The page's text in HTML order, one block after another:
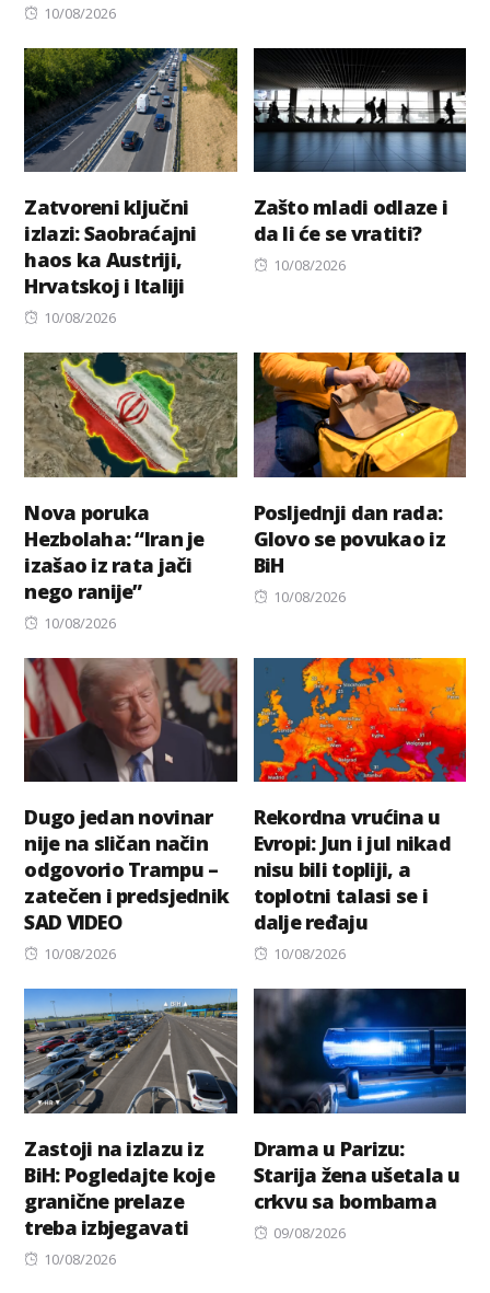
Posted
10/08/2026
Zatvoreni ključni
izlazi: Saobraćajni
haos ka Austriji,
Hrvatskoj i Italiji
Posted
10/08/2026
Zašto mladi odlaze i
da li će se vratiti?
Posted
10/08/2026
Nova poruka
Hezbolaha: “Iran je
izašao iz rata jači
nego ranije”
Posted
10/08/2026
Posljednji dan rada:
Glovo se povukao iz
BiH
Posted
10/08/2026
Dugo jedan novinar
nije na sličan način
odgovorio Trampu –
zatečen i predsjednik
SAD VIDEO
Posted
10/08/2026
Rekordna vrućina u
Evropi: Jun i jul nikad
nisu bili topliji, a
toplotni talasi se i
dalje ređaju
Posted
10/08/2026
Zastoji na izlazu iz
BiH: Pogledajte koje
granične prelaze
treba izbjegavati
Posted
10/08/2026
Drama u Parizu:
Starija žena ušetala u
crkvu sa bombama
Posted
09/08/2026